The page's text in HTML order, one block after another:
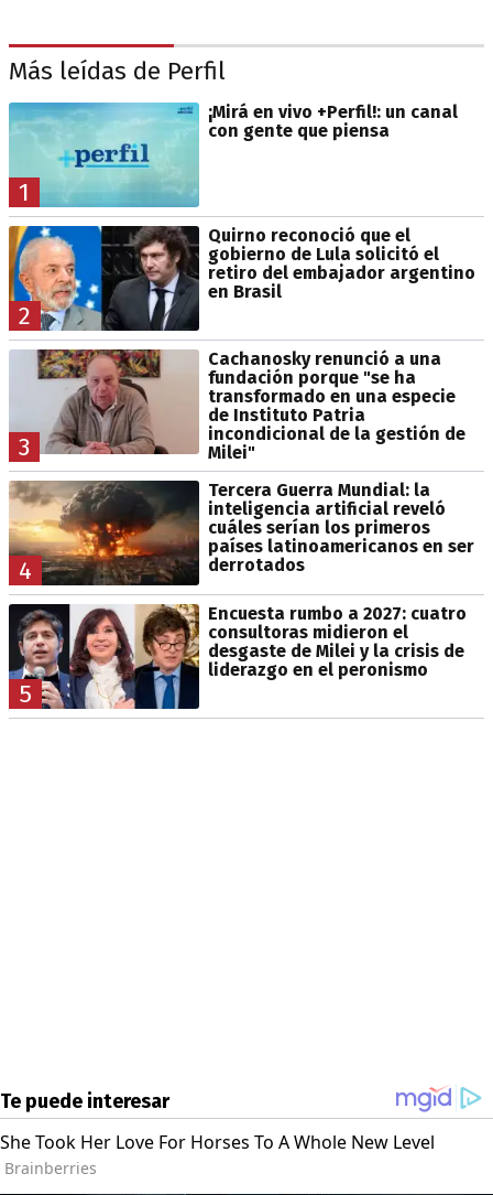
Más leídas de Perfil
1
¡Mirá en vivo +Perfil!: un canal
con gente que piensa
2
Quirno reconoció que el
gobierno de Lula solicitó el
retiro del embajador argentino
en Brasil
3
Cachanosky renunció a una
fundación porque "se ha
transformado en una especie
de Instituto Patria
incondicional de la gestión de
Milei"
4
Tercera Guerra Mundial: la
inteligencia artificial reveló
cuáles serían los primeros
países latinoamericanos en ser
derrotados
5
Encuesta rumbo a 2027: cuatro
consultoras midieron el
desgaste de Milei y la crisis de
liderazgo en el peronismo